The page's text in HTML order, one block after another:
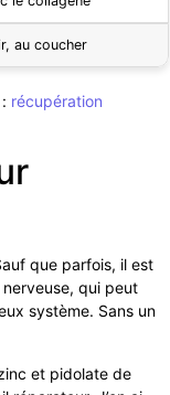
au coucher
récupération
que parfois, il est
qui peut
système. Sans un
et pidolate de